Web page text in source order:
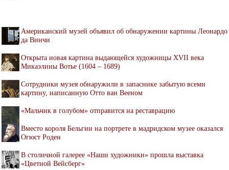
Американский музей объявил об обнаружении картины Леонардо
да Винчи
Открыта новая картина выдающейся художницы XVII века
Микаэлины Вотье (1604 – 1689)
Cотрудники музея обнаружили в запаснике забытую всеми
картину, написанную Отто ван Вееном
«Мальчик в голубом» отправится на реставрацию
Вместо короля Бельгии на портрете в мадридском музее оказался
Огюст Роден
В столичной галерее «Наши художники» прошла выставка
«Цветной Вейсберг»